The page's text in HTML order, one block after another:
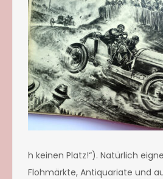
h keinen Platz!“). Natürlich
Flohmärkte, Antiquariate und